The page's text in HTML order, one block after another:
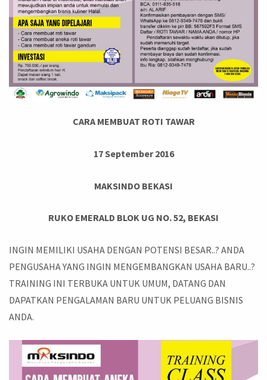
CARA MEMBUAT ROTI TAWAR
17 September 2016
MAKSINDO BEKASI
RUKO EMERALD BLOK UG NO. 52, BEKASI
INGIN MEMILIKI USAHA DENGAN POTENSI BESAR..? ANDA
PENGUSAHA YANG INGIN MENGEMBANGKAN USAHA BARU..?
TRAINING INI TERBUKA UNTUK UMUM, DATANG DAN
DAPATKAN PENGALAMAN BARU UNTUK PELUANG BISNIS
ANDA.